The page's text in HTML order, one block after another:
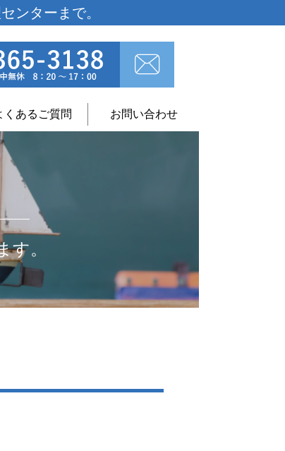
ンターまで。
くあるご質問 お問い合わせ
す。